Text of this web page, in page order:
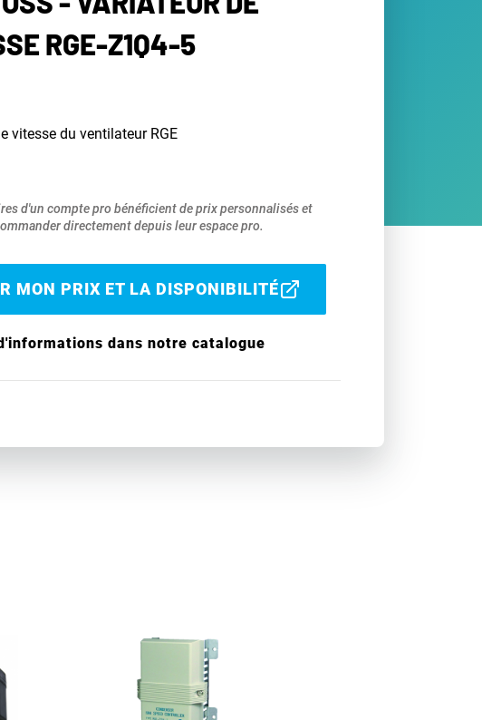
RGE-Z1Q4-5
vitesse du ventilateur RGE
d'un compte pro bénéficient de prix personnalisés et
directement depuis leur espace pro.
MON PRIX ET LA DISPONIBILITÉ
dans notre catalogue